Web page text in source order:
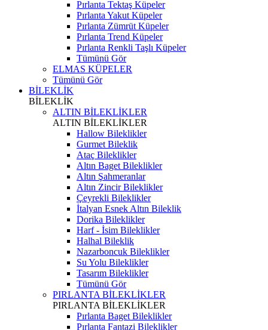
Pırlanta Tektaş Küpeler
Pırlanta Yakut Küpeler
Pırlanta Zümrüt Küpeler
Pırlanta Trend Küpeler
Pırlanta Renkli Taşlı Küpeler
Tümünü Gör
ELMAS KÜPELER
Tümünü Gör
BİLEKLİK
BİLEKLİK
ALTIN BİLEKLİKLER
ALTIN BİLEKLİKLER
Hallow Bileklikler
Gurmet Bileklik
Ataç Bileklikler
Altın Baget Bileklikler
Altın Şahmeranlar
Altın Zincir Bileklikler
Çeyrekli Bileklikler
İtalyan Esnek Altın Bileklik
Dorika Bileklikler
Harf - İsim Bileklikler
Halhal Bileklik
Nazarboncuk Bileklikler
Su Yolu Bileklikler
Tasarım Bileklikler
Tümünü Gör
PIRLANTA BİLEKLİKLER
PIRLANTA BİLEKLİKLER
Pırlanta Baget Bileklikler
Pırlanta Fantazi Bileklikler